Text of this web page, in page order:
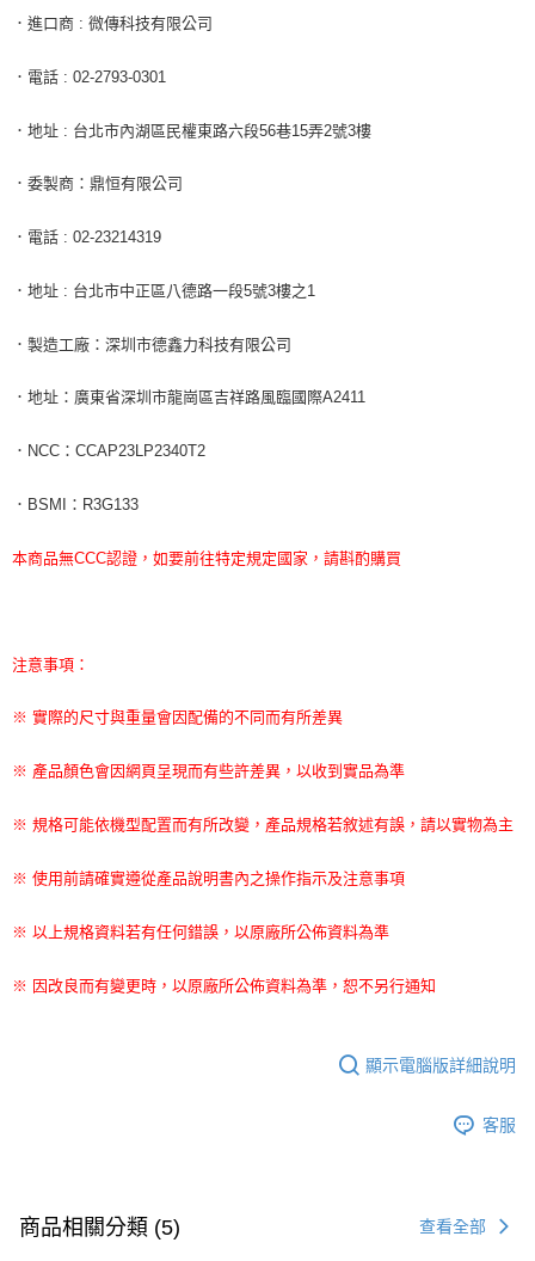
．進口商 : 微傳科技有限公司
．電話 : 02-2793-0301
．地址 : 台北市內湖區民權東路六段56巷15弄2號3樓
．委製商：鼎恒有限公司
．電話 : 02-23214319
．地址 : 台北市中正區八德路一段5號3樓之 1
．製造工廠：深圳市德鑫力科技有限公司
．地址：廣東省深圳市龍崗區吉祥路風臨國際A2411
． NCC ： CCAP23LP2340T2
． BSMI ： R3G133
本商品無CCC認證，如要前往特定規定國家，請斟酌購買
注意事項：
※ 實際的尺寸與重量會因配備的不同而有所差異
※ 產品顏色會因網頁呈現而有些許差異，以收到實品為準
※ 規格可能依機型配置而有所改變，產品規格若敘述有誤，請以實物為主
※ 使用前請確實遵從產品說明書內之操作指示及注意事項
※ 以上規格資料若有任何錯誤，以原廠所公佈資料為準
※ 因改良而有變更時，以原廠所公佈資料為準，恕不另行通知
顯示電腦版詳細說明
客服
商品相關分類 (5) 查看全部